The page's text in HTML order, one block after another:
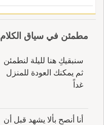
مطمئن في سياق الكلام
سنبقيكِ هنا لليلة لنطمئن
ثم يمكنك العودة للمنزل
غداً
أنا أنصح بألا يشهد قبل أن